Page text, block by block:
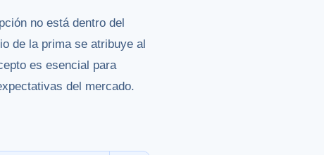
no está dentro del
de la prima se atribuye al
es esencial para
del mercado.